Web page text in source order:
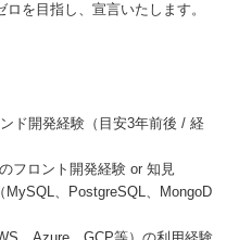
を目指し、宣言いたします。
ド開発経験（目安3年前後 / 経
フロント開発経験 or 知見
MySQL、PostgreSQL、MongoD